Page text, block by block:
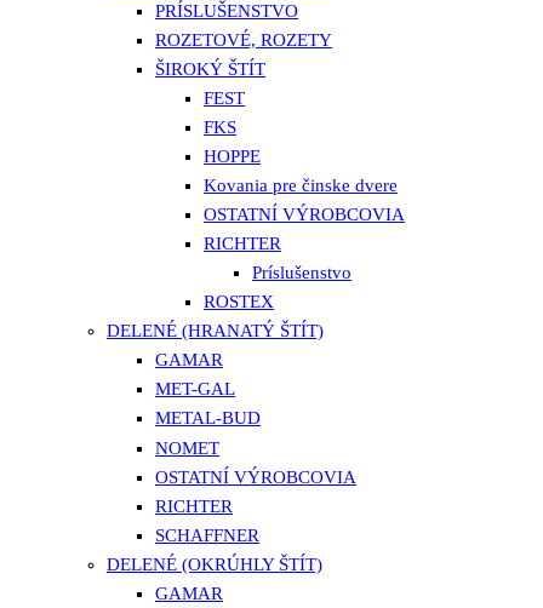
PRÍSLUŠENSTVO
ROZETOVÉ, ROZETY
ŠIROKÝ ŠTÍT
FEST
FKS
HOPPE
Kovania pre činske dvere
OSTATNÍ VÝROBCOVIA
RICHTER
Príslušenstvo
ROSTEX
DELENÉ (HRANATÝ ŠTÍT)
GAMAR
MET-GAL
METAL-BUD
NOMET
OSTATNÍ VÝROBCOVIA
RICHTER
SCHAFFNER
DELENÉ (OKRÚHLY ŠTÍT)
GAMAR